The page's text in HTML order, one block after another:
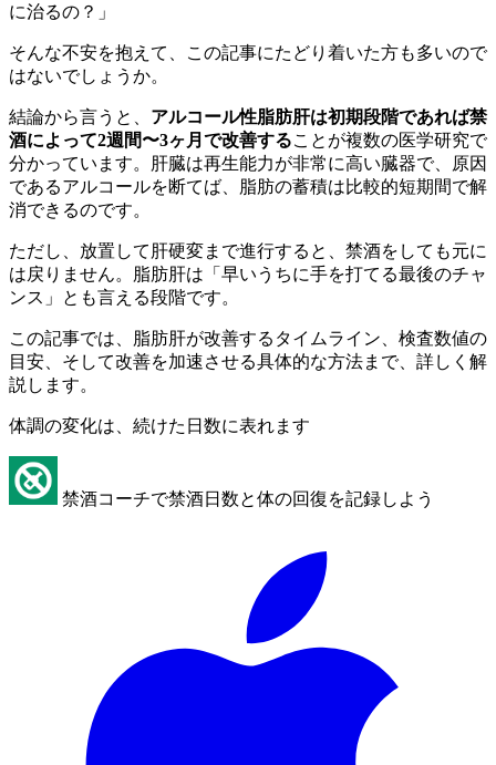
に治るの？」
そんな不安を抱えて、この記事にたどり着いた方も多いので
はないでしょうか。
結論から言うと、 アルコール性脂肪肝は初期段階であれば禁
酒によって2週間〜3ヶ月で改善することが複数の医学研究で
分かっています。肝臓は再生能力が非常に高い臓器で、原因
であるアルコールを断てば、脂肪の蓄積は比較的短期間で解
消できるのです。
ただし、放置して肝硬変まで進行すると、禁酒をしても元に
は戻りません。脂肪肝は「早いうちに手を打てる最後のチャ
ンス」とも言える段階です。
この記事では、脂肪肝が改善するタイムライン、検査数値の
目安、そして改善を加速させる具体的な方法まで、詳しく解
説します。
体調の変化は、続けた日数に表れます
禁酒コーチで禁酒日数と体の回復を記録しよう